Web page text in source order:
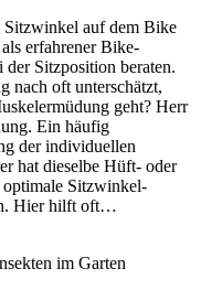
Sitzwinkel auf dem Bike
erfahrener Bike-
Sitzposition beraten.
nach oft unterschätzt,
geht? Herr
Ein häufig
der individuellen
hat dieselbe Hüft- oder
Sitzwinkel-
Hier hilft oft…
im Garten